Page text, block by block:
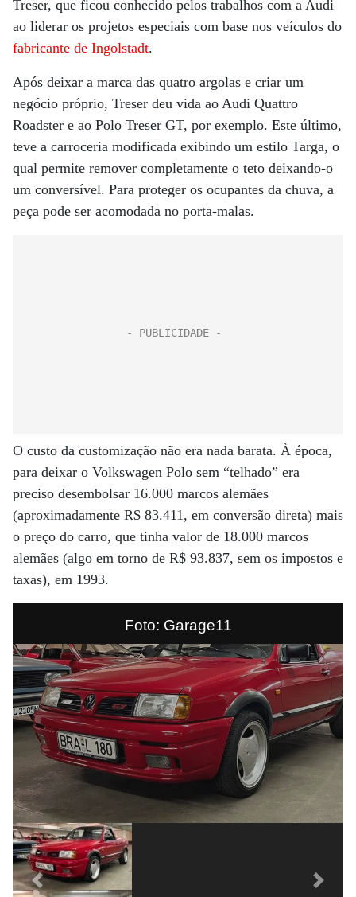
Treser, que ficou conhecido pelos trabalhos com a Audi
ao liderar os projetos especiais com base nos veículos do
fabricante de Ingolstadt.
Após deixar a marca das quatro argolas e criar um
negócio próprio, Treser deu vida ao Audi Quattro
Roadster e ao Polo Treser GT, por exemplo. Este último,
teve a carroceria modificada exibindo um estilo Targa, o
qual permite remover completamente o teto deixando-o
um conversível. Para proteger os ocupantes da chuva, a
peça pode ser acomodada no porta-malas.
O custo da customização não era nada barata. À época,
para deixar o Volkswagen Polo sem “telhado” era
preciso desembolsar 16.000 marcos alemães
(aproximadamente R$ 83.411, em conversão direta) mais
o preço do carro, que tinha valor de 18.000 marcos
alemães (algo em torno de R$ 93.837, sem os impostos e
taxas), em 1993.
Foto: Garage11
Previous Next